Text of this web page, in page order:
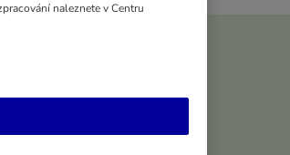
naleznete v Centru